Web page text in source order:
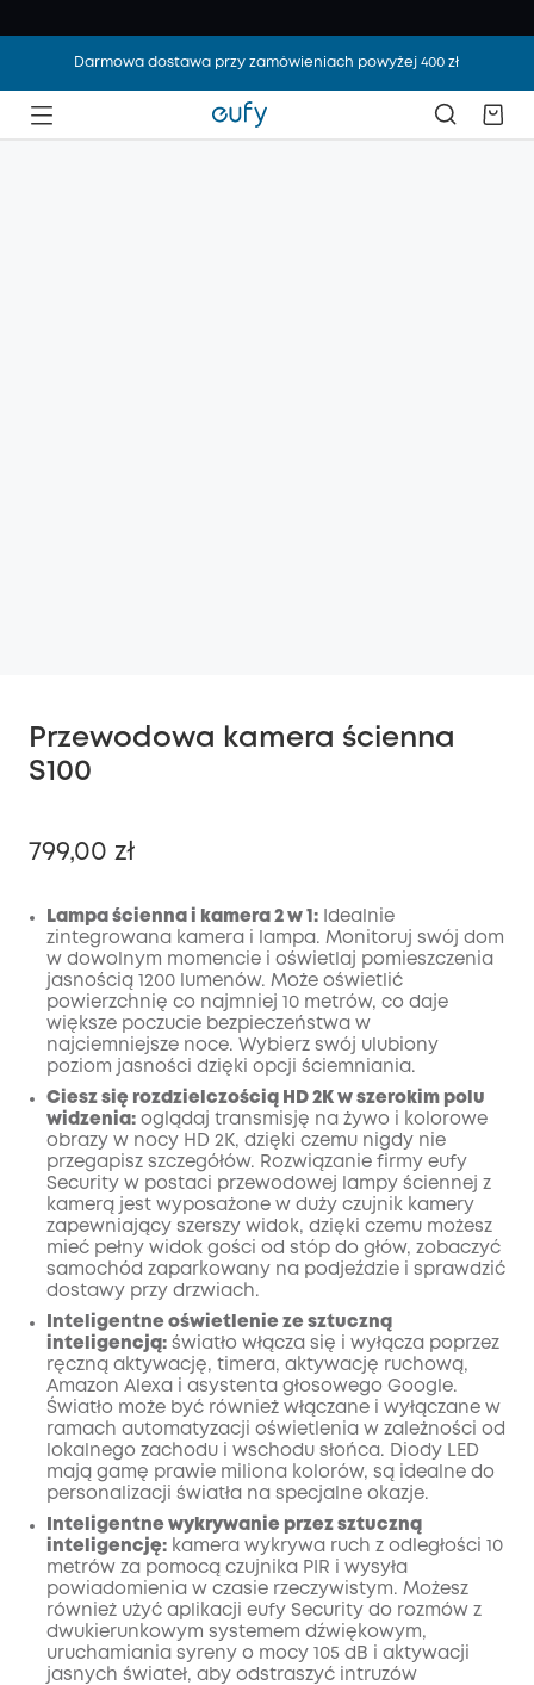
Darmowa dostawa przy zamówieniach powyżej 400 zł
Przewodowa kamera ścienna
S100
799,00 zł
Wyłączony
Kod:
Lampa ścienna i kamera 2 w 1: Idealnie
zintegrowana kamera i lampa. Monitoruj swój dom
w dowolnym momencie i oświetlaj pomieszczenia
jasnością 1200 lumenów. Może oświetlić
powierzchnię co najmniej 10 metrów, co daje
większe poczucie bezpieczeństwa w
najciemniejsze noce. Wybierz swój ulubiony
poziom jasności dzięki opcji ściemniania.
Ciesz się rozdzielczością HD 2K w szerokim polu
widzenia: oglądaj transmisję na żywo i kolorowe
obrazy w nocy HD 2K, dzięki czemu nigdy nie
przegapisz szczegółów. Rozwiązanie firmy eufy
Security w postaci przewodowej lampy ściennej z
kamerą jest wyposażone w duży czujnik kamery
zapewniający szerszy widok, dzięki czemu możesz
mieć pełny widok gości od stóp do głów, zobaczyć
samochód zaparkowany na podjeździe i sprawdzić
dostawy przy drzwiach.
Inteligentne oświetlenie ze sztuczną
inteligencją: światło włącza się i wyłącza poprzez
ręczną aktywację, timera, aktywację ruchową,
Amazon Alexa i asystenta głosowego Google.
Światło może być również włączane i wyłączane w
ramach automatyzacji oświetlenia w zależności od
lokalnego zachodu i wschodu słońca. Diody LED
mają gamę prawie miliona kolorów, są idealne do
personalizacji światła na specjalne okazje.
Inteligentne wykrywanie przez sztuczną
inteligencję: kamera wykrywa ruch z odległości 10
metrów za pomocą czujnika PIR i wysyła
powiadomienia w czasie rzeczywistym. Możesz
również użyć aplikacji eufy Security do rozmów z
dwukierunkowym systemem dźwiękowym,
uruchamiania syreny o mocy 105 dB i aktywacji
jasnych świateł, aby odstraszyć intruzów